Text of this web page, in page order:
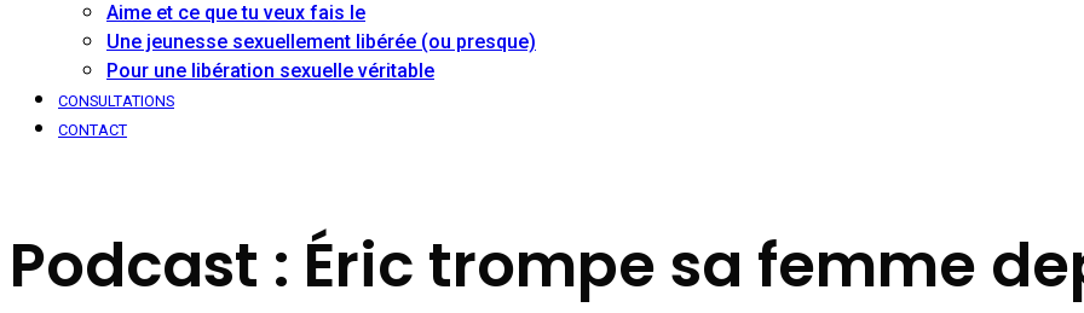
Aime et ce que tu veux fais le
Une jeunesse sexuellement libérée (ou presque)
Pour une libération sexuelle véritable
CONSULTATIONS
CONTACT
Podcast : Éric trompe sa femme